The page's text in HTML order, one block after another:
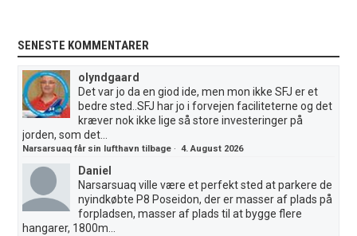
SENESTE KOMMENTARER
olyndgaard
Det var jo da en giod ide, men mon ikke SFJ er et
bedre sted..SFJ har jo i forvejen faciliteterne og det
kræver nok ikke lige så store investeringer på
jorden, som det...
Narsarsuaq får sin lufthavn tilbage ·4. August 2026
Daniel
Narsarsuaq ville være et perfekt sted at parkere de
nyindkøbte P8 Poseidon, der er masser af plads på
forpladsen, masser af plads til at bygge flere
hangarer, 1800m...